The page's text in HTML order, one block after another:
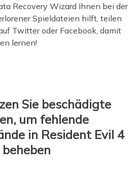
Recovery Wizard Ihnen bei der
Spieldateien hilft, teilen
Twitter oder Facebook, damit
lernen!
Sie beschädigte
um fehlende
in Resident Evil 4